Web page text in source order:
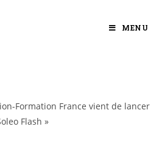
MENU
Formation France vient de lancer
Flash »